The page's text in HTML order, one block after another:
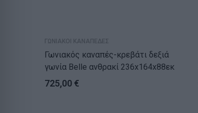
ΓΩΝΙΑΚΟΙ ΚΑΝΑΠΕΔΕΣ
Γωνιακός καναπές-κρεβάτι δεξιά
γωνία Belle ανθρακί 236x164x88εκ
725,00 €